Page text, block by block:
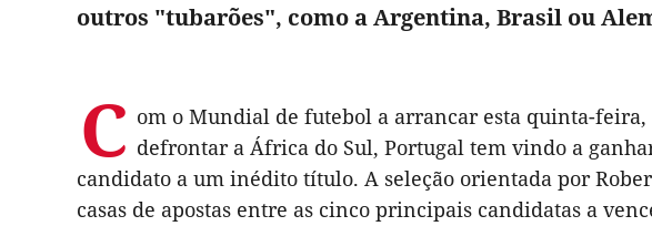
outros "tubarões", como a Argentina, Brasil ou
C om o Mundial de futebol a arrancar esta quinta-
defrontar a África do Sul, Portugal tem vindo a
candidato a um inédito título. A seleção orientada por
casas de apostas entre as cinco principais candidatas a